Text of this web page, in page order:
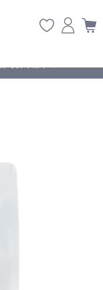
ております